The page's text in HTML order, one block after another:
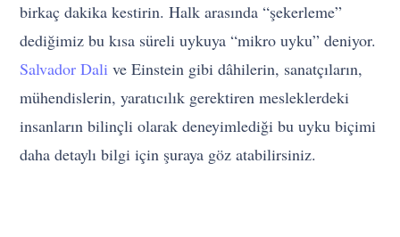
birkaç dakika kestirin. Halk arasında “şekerleme”
dediğimiz bu kısa süreli uykuya “mikro uyku” deniyor.
Salvador Dali ve Einstein gibi dâhilerin, sanatçıların,
mühendislerin, yaratıcılık gerektiren mesleklerdeki
insanların bilinçli olarak deneyimlediği bu uyku biçimi
daha detaylı bilgi için şuraya göz atabilirsiniz.